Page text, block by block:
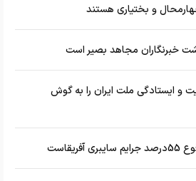
و بختیاری هستند
خبرنگاران مجاهد بصیر است
و ایستادگی ملت ایران را به گوش